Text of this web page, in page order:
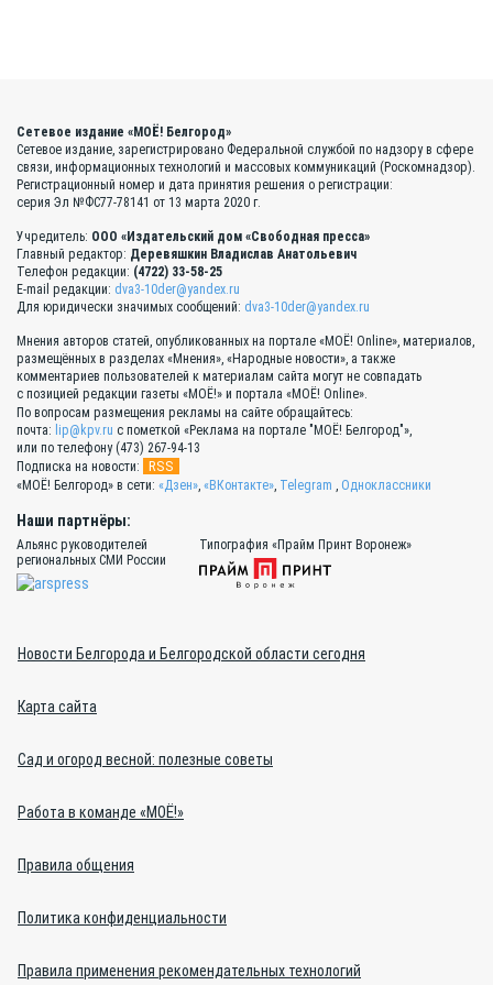
Сетевое издание «МОЁ! Белгород»
Сетевое издание, зарегистрировано Федеральной службой по надзору в сфере
связи, информационных технологий и массовых коммуникаций (Роскомнадзор).
Регистрационный номер и дата принятия решения о регистрации:
серия Эл №ФС77-78141 от 13 марта 2020 г.
Учредитель: ООО «Издательский дом «Свободная пресса»
Главный редактор: Деревяшкин Владислав Анатольевич
Телефон редакции: (4722) 33-58-25
E-mail редакции: dva3-10der@yandex.ru
Для юридически значимых сообщений: dva3-10der@yandex.ru
Мнения авторов статей, опубликованных на портале «МОЁ! Online», материалов,
размещённых в разделах «Мнения», «Народные новости», а также
комментариев пользователей к материалам сайта могут не совпадать
с позицией редакции газеты «МОЁ!» и портала «МОЁ! Online».
По вопросам размещения рекламы на сайте обращайтесь:
почта: lip@kpv.ru с пометкой «Реклама на портале "МОЁ! Белгород"»,
или по телефону (473) 267-94-13
Подписка на новости:
RSS
«МОЁ! Белгород» в сети: «Дзен» «ВКонтакте» Telegram Одноклассники
Наши партнёры:
Альянс руководителей
региональных СМИ России
Типография «Прайм Принт Воронеж»
Новости Белгорода и Белгородской области сегодня
Карта сайта
Сад и огород весной: полезные советы
Работа в команде «МОЁ!»
Правила общения
Политика конфиденциальности
Правила применения рекомендательных технологий